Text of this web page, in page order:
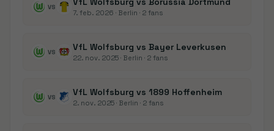
VS
7. feb. 2026 · Berlin · 2 fans
VS VfL Wolfsburg vs Bayer Leverkusen
22. nov. 2025 · Berlin · 2 fans
VS VfL Wolfsburg vs 1899 Hoffenheim
2. nov. 2025 · Berlin · 2 fans